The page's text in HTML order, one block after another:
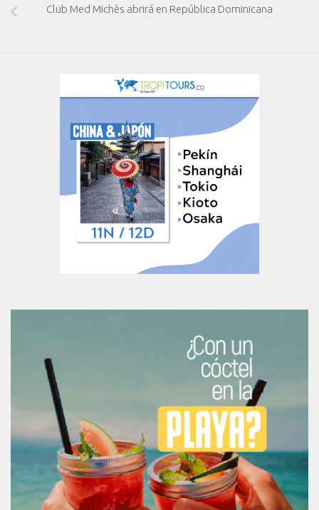
Club Med Michès abrirá en República Dominicana